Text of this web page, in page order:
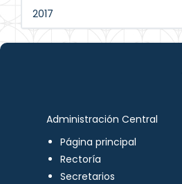
2017
Administración Central
Página principal
Rectoría
Secretarios